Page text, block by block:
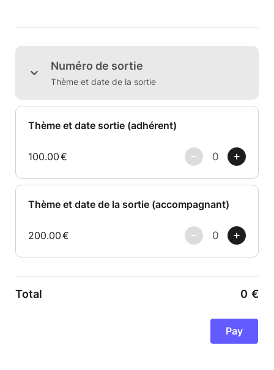
Numéro de sortie
Thème et date de la sortie
Thème et date sortie (adhérent)
100.00€
Thème et date de la sortie (accompagnant)
200.00€
Total 0 €